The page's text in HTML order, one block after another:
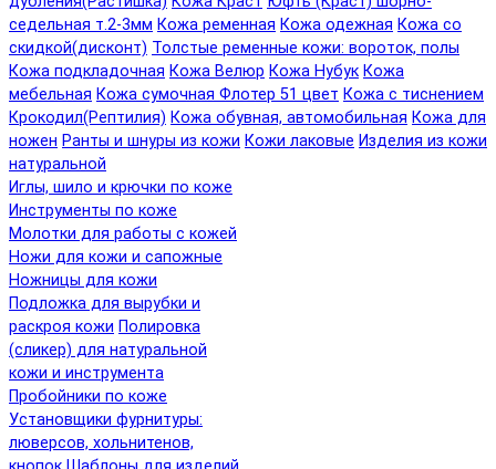
седельная т.2-3мм Кожа ременная Кожа одежная Кожа со
скидкой(дисконт) Толстые ременные кожи: вороток, полы
Кожа подкладочная Кожа Велюр Кожа Нубук Кожа
мебельная Кожа сумочная Флотер 51 цвет Кожа с тиснением
Крокодил(Рептилия) Кожа обувная, автомобильная Кожа для
ножен Ранты и шнуры из кожи Кожи лаковые Изделия из кожи
натуральной
Иглы, шило и крючки по коже
Инструменты по коже
Молотки для работы с кожей
Ножи для кожи и сапожные
Ножницы для кожи
Подложка для вырубки и
раскроя кожи Полировка
(сликер) для натуральной
кожи и инструмента
Пробойники по коже
Установщики фурнитуры:
люверсов, хольнитенов,